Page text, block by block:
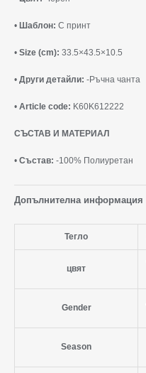
• Шаблон: С принт
• Size (cm): 33.5×43.5×10.5
• Други детайли: -Ръчна чанта
• Article code: K60K612222
СЪСТАВ И МАТЕРИАЛ
• Състав: -100% Полиуретан
Допълнителна информация
Тегло
цвят
Gender
Season